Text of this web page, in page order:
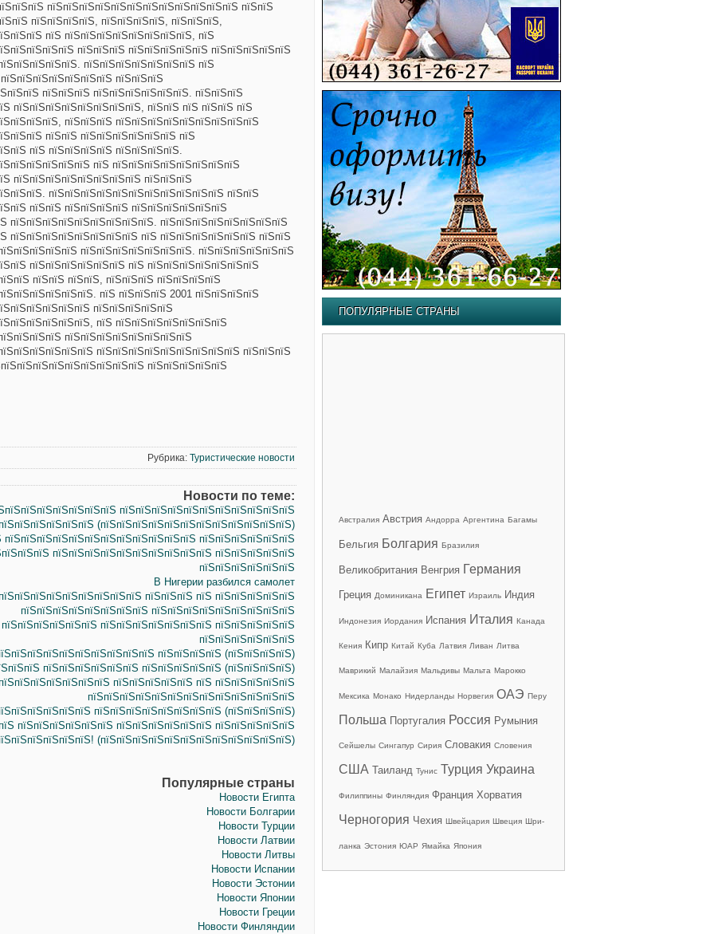
пїЅпїЅпїЅпїЅпїЅпїЅпїЅпїЅпїЅпїЅпїЅпїЅ пїЅпїЅ
пїЅпїЅпїЅпїЅ, пїЅпїЅпїЅпїЅ, пїЅпїЅпїЅ,
пїЅ пїЅпїЅпїЅпїЅпїЅпїЅпїЅпїЅ, пїЅ
пїЅпїЅпїЅ пїЅпїЅпїЅпїЅпїЅ пїЅпїЅпїЅпїЅпїЅ
пїЅпїЅпїЅпїЅпїЅпїЅпїЅ пїЅ
пїЅпїЅпїЅ
пїЅпїЅпїЅ пїЅпїЅпїЅпїЅпїЅпїЅ. пїЅпїЅпїЅ
пїЅпїЅпїЅпїЅпїЅпїЅпїЅпїЅ, пїЅпїЅ пїЅ пїЅпїЅ пїЅ
пїЅпїЅпїЅ пїЅпїЅпїЅпїЅпїЅпїЅпїЅпїЅпїЅ
пїЅпїЅ пїЅпїЅпїЅпїЅпїЅпїЅ пїЅ
пїЅ пїЅпїЅпїЅпїЅ пїЅпїЅпїЅпїЅ.
пїЅ пїЅпїЅпїЅпїЅпїЅпїЅпїЅпїЅ
пїЅпїЅпїЅпїЅпїЅпїЅпїЅпїЅ пїЅпїЅпїЅ
пїЅпїЅпїЅпїЅпїЅпїЅпїЅпїЅпїЅпїЅпїЅ пїЅпїЅ
пїЅпїЅ пїЅпїЅпїЅпїЅ пїЅпїЅпїЅпїЅпїЅпїЅ
пїЅпїЅпїЅпїЅпїЅпїЅпїЅпїЅпїЅ. пїЅпїЅпїЅпїЅпїЅпїЅпїЅпїЅ
пїЅпїЅпїЅпїЅпїЅпїЅпїЅпїЅ пїЅ пїЅпїЅпїЅпїЅпїЅпїЅ пїЅпїЅ
пїЅпїЅпїЅпїЅпїЅпїЅпїЅ. пїЅпїЅпїЅпїЅпїЅпїЅ
пїЅпїЅпїЅпїЅпїЅпїЅ пїЅ пїЅпїЅпїЅпїЅпїЅпїЅпїЅ
пїЅпїЅ пїЅпїЅ, пїЅпїЅпїЅ пїЅпїЅпїЅпїЅ
пїЅ пїЅпїЅпїЅ 2001 пїЅпїЅпїЅпїЅ
пїЅпїЅпїЅпїЅпїЅ
пїЅ пїЅпїЅпїЅпїЅпїЅпїЅпїЅ
пїЅпїЅпїЅпїЅпїЅпїЅпїЅпїЅ
пїЅпїЅпїЅпїЅпїЅпїЅпїЅпїЅпїЅ пїЅпїЅпїЅ
пїЅпїЅпїЅпїЅпїЅ
Рубрика: Туристические новости
Новости по теме:
пїЅпїЅпїЅпїЅпїЅпїЅпїЅпїЅпїЅпїЅпїЅ
(пїЅпїЅпїЅпїЅпїЅпїЅпїЅпїЅпїЅпїЅпїЅпїЅ)
пїЅпїЅпїЅпїЅпїЅпїЅ
пїЅпїЅпїЅпїЅпїЅпїЅпїЅпїЅпїЅпїЅ пїЅпїЅпїЅпїЅпїЅ
пїЅпїЅпїЅпїЅпїЅпїЅ
В Нигерии разбился самолет
пїЅпїЅпїЅ пїЅ пїЅпїЅпїЅпїЅпїЅ
пїЅпїЅпїЅпїЅпїЅпїЅпїЅпїЅ пїЅпїЅпїЅпїЅпїЅпїЅпїЅпїЅпїЅ
пїЅпїЅпїЅпїЅпїЅпїЅпїЅ пїЅпїЅпїЅпїЅпїЅ
пїЅпїЅпїЅпїЅпїЅпїЅ
пїЅпїЅпїЅпїЅ (пїЅпїЅпїЅпїЅ)
пїЅпїЅпїЅпїЅпїЅпїЅ пїЅпїЅпїЅпїЅпїЅ (пїЅпїЅпїЅпїЅ)
пїЅпїЅпїЅпїЅпїЅ пїЅ пїЅпїЅпїЅпїЅпїЅ
пїЅпїЅпїЅпїЅпїЅпїЅпїЅпїЅпїЅпїЅпїЅпїЅпїЅ
пїЅпїЅпїЅпїЅпїЅпїЅпїЅпїЅ (пїЅпїЅпїЅпїЅ)
пїЅпїЅпїЅпїЅпїЅпїЅ пїЅпїЅпїЅпїЅпїЅпїЅ пїЅпїЅпїЅпїЅпїЅ
(пїЅпїЅпїЅпїЅпїЅпїЅпїЅпїЅпїЅпїЅпїЅпїЅ)
Популярные страны
Новости Египта
Новости Болгарии
Новости Турции
Новости Латвии
Новости Литвы
Новости Испании
Новости Эстонии
Новости Японии
Новости Греции
Новости Финляндии
ПОПУЛЯРНЫЕ СТРАНЫ
Австралия Австрия Андорра Аргентина Багамы
Бельгия Болгария Бразилия
Великобритания Венгрия Германия
Греция Доминикана Египет Израиль Индия
Индонезия Иордания Испания Италия Канада
Кения Кипр Китай Куба Латвия Ливан Литва
Маврикий Малайзия Мальдивы Мальта Марокко
Мексика Монако Нидерланды Норвегия ОАЭ Перу
Польша Португалия Россия Румыния
Сейшелы Сингапур Сирия Словакия Словения
США Таиланд Тунис Турция Украина
Филиппины Финляндия Франция Хорватия
Черногория Чехия Швейцария Швеция Шри-
ланка Эстония ЮАР Ямайка Япония